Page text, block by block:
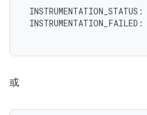
INSTRUMENTATION_FAILED:
或